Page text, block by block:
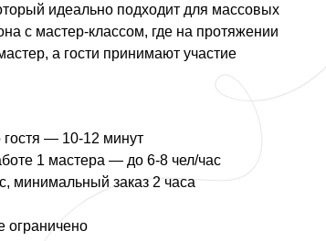
МАСТЕР-КЛАССОМ, ГДЕ НА
НАХОДИТСЯ МАСТЕР, А ГОСТИ
СМЕНЯЯ ДРУГ ДРУГА.
ОБЩЕЕ КОЛИЧЕСТВО УЧАСТНИКОВ —
гостя — 10-12 минут
1 мастера — до 6-8 чел/час
минимальный заказ 2 часа
ограничено
идеально подходит для массовых
с мастер-классом, где на протяжении
а гости принимают участие